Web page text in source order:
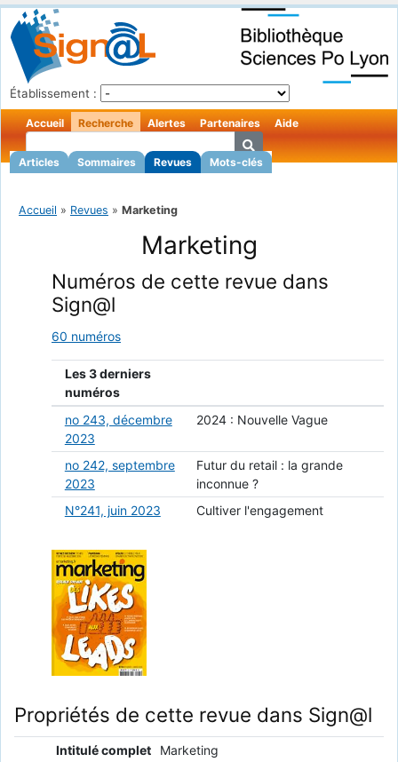
Établissement :
Accueil Recherche
Articles Sommaires Revues Mots-clés
Alertes Partenaires Aide
Accueil » Revues » Marketing
Marketing
Numéros de cette revue dans
Sign@l
60 numéros
Les 3 derniers
numéros
no 243, décembre
2023
2024 : Nouvelle Vague
no 242, septembre
2023
Futur du retail : la grande
inconnue ?
N°241, juin 2023
Cultiver l'engagement
Propriétés de cette revue dans Sign@l
Intitulé complet
Marketing